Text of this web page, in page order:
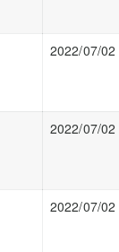
2022/07/02
2022/07/02
2022/07/02